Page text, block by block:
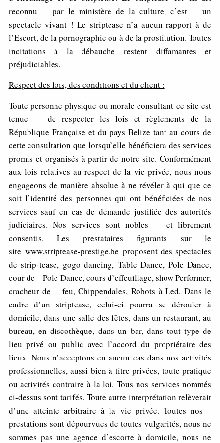
reconnu par le ministère de la culture, c’est un
spectacle vivant ! Le striptease n’a aucun rapport à de
l’Escort, de la pornographie ou à de la prostitution. Toutes
incitations à la débauche restent diffamantes et
préjudiciables.
Respect des lois, des conditions et du client :
Toute personne physique ou morale consultant ce site est
tenue de respecter les lois et règlements de la
République Française et du pays Belize tant au cours de
cette consultation que lorsqu’elle bénéficiera des services
promis et organisés à partir de notre site. Conformément
aux lois relatives au respect de la vie privée, nous nous
engageons de manière absolue à ne révéler à qui que ce
soit l’identité des personnes qui ont bénéficiées de nos
services sauf en cas de demande justifiée des autorités
judiciaires. Nos services sont nobles et librement
consentis. Les prestataires figurants sur le
site www.striptease-prestige.be proposent des spectacles
de strip-tease, gogo dancing, Table Dance, Pole Dance,
cour de Pole Dance, cours d’effeuillage, show Performer,
cracheur de feu, Chippendales, Robots à Led. Dans le
cadre d’un striptease, celui-ci pourra se dérouler à
domicile, dans une salle des fêtes, dans un restaurant, au
bureau, en discothèque, dans un bar, dans tout type de
lieu privé ou public avec l’accord du propriétaire des
lieux. Nous n’acceptons en aucun cas dans nos activités
professionnelles, aussi bien à titre privées, toute pratique
ou activités contraire à la loi. Tous nos services nommés
ci-dessus sont tarifés. Toute autre interprétation relèverait
d’une atteinte arbitraire à la vie privée. Toutes nos
prestations sont dépourvues de toutes vulgarités, nous ne
sommes pas une agence d’escorte à domicile, nous ne